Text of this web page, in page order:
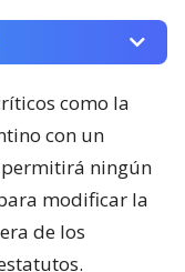
como la
con un
ningún
modificar la
de los